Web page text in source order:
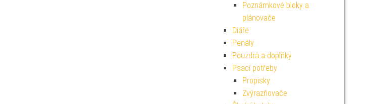
Poznámkové bloky a
plánovače
Diáře
Penály
Pouzdra a doplňky
Psací potřeby
Propisky
Zvýrazňovače